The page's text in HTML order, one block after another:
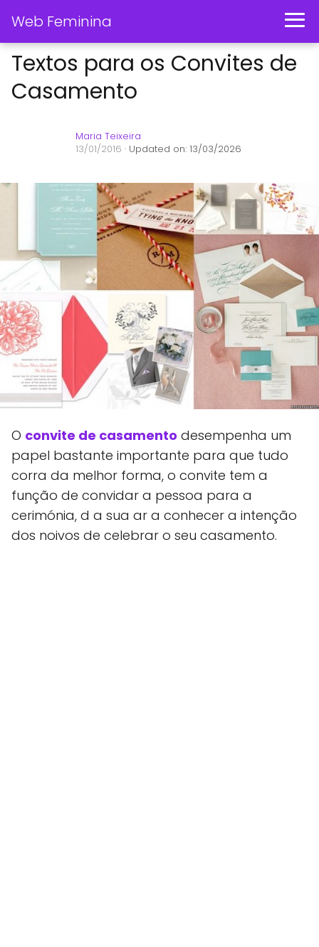
Web Feminina
Textos para os Convites de
Casamento
Maria Teixeira
13/01/2016 · Updated on: 13/03/2026
O convite de casamento desempenha um
papel bastante importante para que tudo
corra da melhor forma, o convite tem a
função de convidar a pessoa para a
cerimónia, d a sua ar a conhecer a intenção
dos noivos de celebrar o seu casamento.